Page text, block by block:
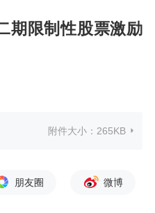
期限制性股票激励
附件大小： 265KB
朋友圈 微博